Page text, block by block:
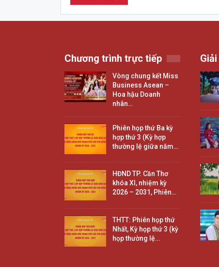
Chương trình trực tiếp
Vòng chung kết Miss
Business Asean –
Hoa hậu Doanh
nhân…
Phiên họp thứ Ba kỳ
hợp thứ 3 (Kỳ hợp
thường lệ giữa năm…
HĐND TP. Cần Thơ
khóa XI, nhiệm kỳ
2026 – 2031, Phiên…
THTT: Phiên họp thứ
Nhất, Kỳ họp thứ 3 (kỳ
họp thường lệ…